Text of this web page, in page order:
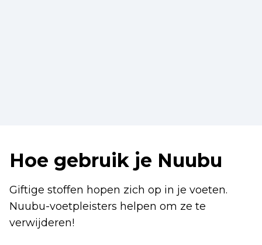
Hoe gebruik je Nuubu
Giftige stoffen hopen zich op in je voeten.
Nuubu-voetpleisters helpen om ze te
verwijderen!